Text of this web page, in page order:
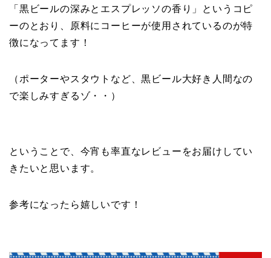
「黒ビールの深みとエスプレッソの香り」というコピ
ーのとおり、原料にコーヒーが使用されているのが特
徴になってます！
（ポーターやスタウトなど、黒ビール大好き人間なの
で楽しみすぎるゾ・・）
ということで、今宵も率直なレビューをお届けしてい
きたいと思います。
参考になったら嬉しいです！